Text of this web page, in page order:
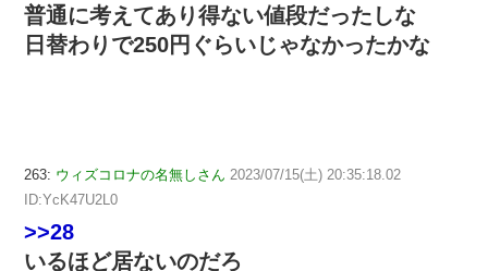
普通に考えてあり得ない値段だったしな
日替わりで250円ぐらいじゃなかったかな
263: ウィズコロナの名無しさん 2023/07/15(土) 20:35:18.02
ID:YcK47U2L0
>>28
いるほど居ないのだろ